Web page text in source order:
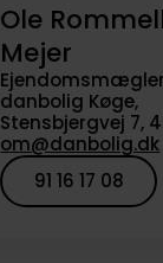
Ole
Mejer
Ejendomsmægler
danbolig Køge,
Stensbjergvej 7,
om@danbolig.dk
91 16 17 08